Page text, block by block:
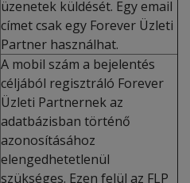
üzenetek küldését. Egy email
címet csak egy Forever Üzleti
Partner használhat.
A mobil szám a bejelentés
céljából regisztráló Forever
Üzleti Partnernek az
adatbázisban történő
azonosításához
elengedhetetlenül
szükséges. Ezen felül az FLP